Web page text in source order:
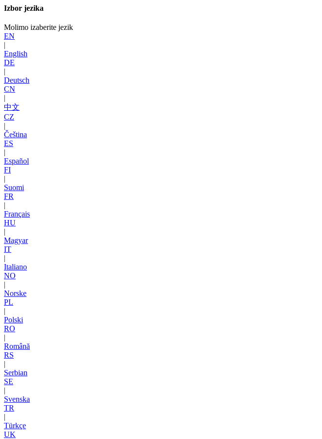
Izbor jezika
Molimo izaberite jezik
EN
|
English
DE
|
Deutsch
CN
|
中文
CZ
|
Čeština
ES
|
Español
FI
|
Suomi
FR
|
Français
HU
|
Magyar
IT
|
Italiano
NO
|
Norske
PL
|
Polski
RO
|
Română
RS
|
Serbian
SE
|
Svenska
TR
|
Türkçe
UK